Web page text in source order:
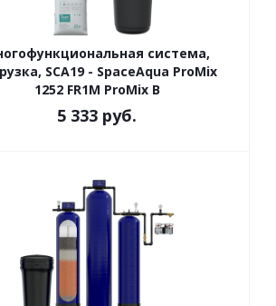
система,
SCA19 - SpaceAqua ProMix
1252 FR1M ProMix B
5 333 руб.